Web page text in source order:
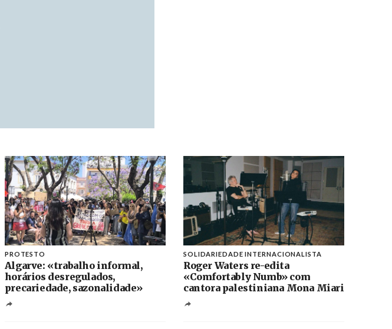
PROTESTO
Algarve: «trabalho informal,
horários desregulados,
precariedade, sazonalidade»
SOLIDARIEDADE INTERNACIONALISTA
Roger Waters re-edita
«Comfortably Numb» com
cantora palestiniana Mona Miari